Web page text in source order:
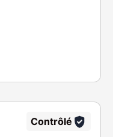
Contrôlé